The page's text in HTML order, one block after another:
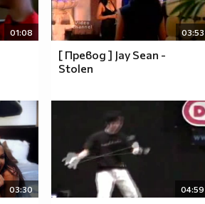
01:08 03:53
[ Превод ] Jay Sean -
Stolen
03:30 04:59